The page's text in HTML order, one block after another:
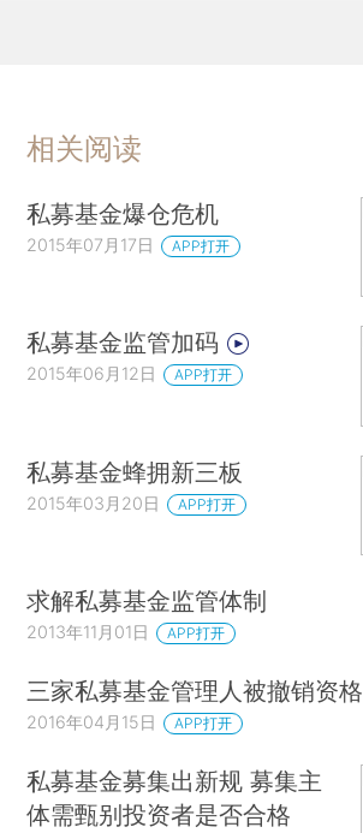
相关阅读
私募基金爆仓危机
2015年07月17日 APP打开
私募基金监管加码
2015年06月12日 APP打开
私募基金蜂拥新三板
2015年03月20日 APP打开
求解私募基金监管体制
2013年11月01日 APP打开
三家私募基金管理人被撤销资格
2016年04月15日 APP打开
私募基金募集出新规 募集主
体需甄别投资者是否合格